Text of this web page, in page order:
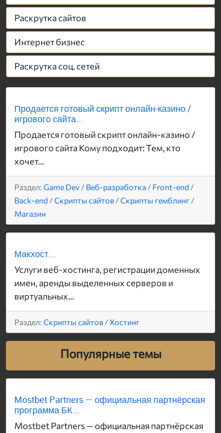
Раскрутка сайтов
Интернет бизнес
Раскрутка соц. сетей
Продается готовый скрипт онлайн-казино /
игрового сайта...
Продается готовый скрипт онлайн-казино /
игрового сайта Кому подходит: Тем, кто
хочет...
Раздел: Game Dev / Веб-разработка / Front-end /
Back-end /Скрипты сайтов /Скрипты гемблинг /
Магазин
Макхост...
Услуги веб-хостинга, регистрации доменных
имен, аренды выделенных серверов и
виртуальных...
Раздел: Скрипты сайтов /Хостинг
Популярные темы
Mostbet Partners — официальная партнёрская
программа БК...
Mostbet Partners — официальная партнёрская